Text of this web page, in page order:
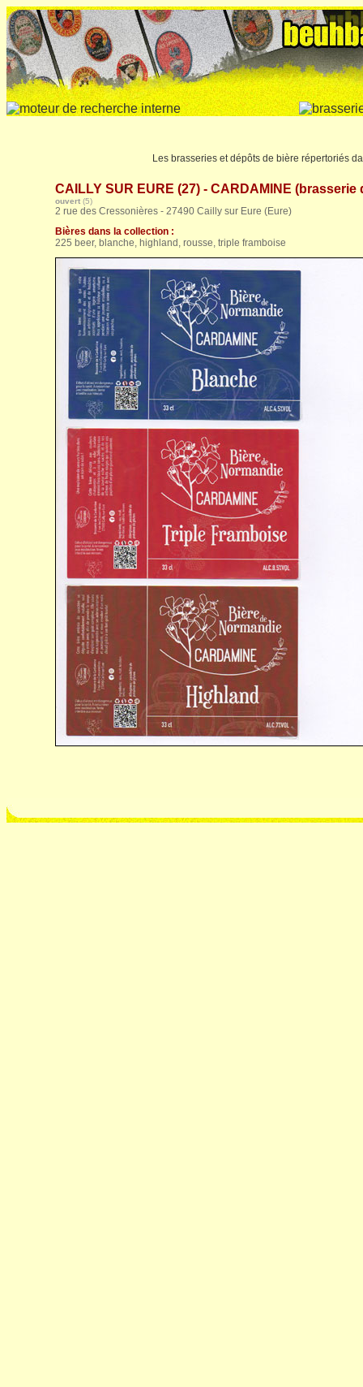
Les brasseries et dépôts de bière répertoriés
CAILLY SUR EURE (27) - CARDAMINE (brasserie
ouvert (5)
2 rue des Cressonières - 27490 Cailly sur Eure (Eure)
Bières dans la collection :
225 beer, blanche, highland, rousse, triple framboise